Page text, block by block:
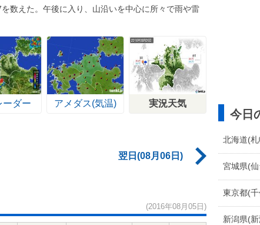
数えた。午後に入り、山沿いを中心に所々で雨や雷
ーダー アメダス(気温) 実況天気
翌日(08月06日)
(2016年08月05日)
今日
北海道(
宮城県(
東京都(
新潟県(